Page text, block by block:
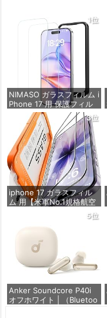
1位
NIMASO ガラスフィルム i
Phone 17 用 保護フィル
ム 強化ガラス 耐衝撃 高
透過率 指紋防止 貼りやす
い ガイド枠付き | いPhon
e17 (6.3インチ) 対応 2枚
セット DSP25F1698
価格：¥1,599
3位
iphone 17 ガラスフィル
ム 用【米軍No.1規格航空
材料&独創的なガイド枠】
2枚セット 全面保護 最強
硬度10H 耐衝撃 | いphon
e17 保護フィルム 気泡な
し Zeniss 自動吸着 貼付
け簡単 iphone17フィルム
超クリア画
価格：¥1,260
5位
Anker Soundcore P40i
オフホワイト | （Bluetoo